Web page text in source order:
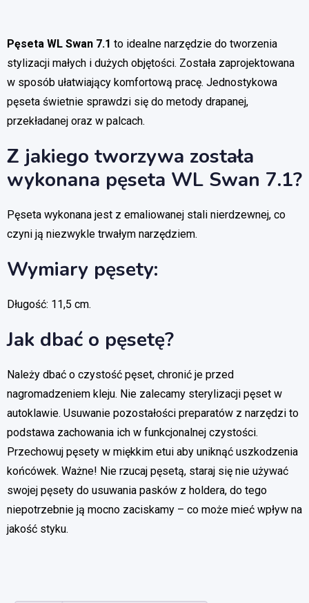
Pęseta WL Swan 7.1 to idealne narzędzie do tworzenia
stylizacji małych i dużych objętości. Została zaprojektowana
w sposób ułatwiający komfortową pracę. Jednostykowa
pęseta świetnie sprawdzi się do metody drapanej,
przekładanej oraz w palcach.
Z jakiego tworzywa została
wykonana pęseta WL Swan 7.1?
Pęseta wykonana jest z emaliowanej stali nierdzewnej, co
czyni ją niezwykle trwałym narzędziem.
Wymiary pęsety:
Długość: 11,5 cm.
Jak dbać o pęsetę?
Należy dbać o czystość pęset, chronić je przed
nagromadzeniem kleju. Nie zalecamy sterylizacji pęset w
autoklawie. Usuwanie pozostałości preparatów z narzędzi to
podstawa zachowania ich w funkcjonalnej czystości.
Przechowuj pęsety w miękkim etui aby uniknąć uszkodzenia
końcówek. Ważne! Nie rzucaj pęsetą, staraj się nie używać
swojej pęsety do usuwania pasków z holdera, do tego
niepotrzebnie ją mocno zaciskamy – co może mieć wpływ na
jakość styku.